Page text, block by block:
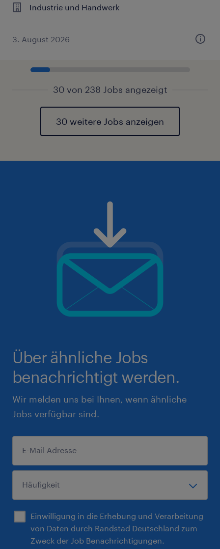
Industrie und Handwerk
3. August 2026
30 von 238 Jobs angezeigt
30 weitere Jobs anzeigen
Über ähnliche Jobs
benachrichtigt werden.
Wir melden uns bei Ihnen, wenn ähnliche
Jobs verfügbar sind.
Einwilligung in die Erhebung und Verarbeitung
von Daten durch Randstad Deutschland zum
Zweck der Job Benachrichtigungen.